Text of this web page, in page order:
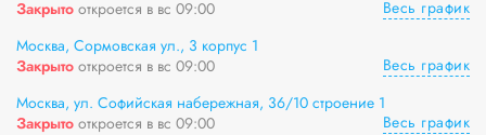
Закрыто откроется в вс 09:00
Весь график
Москва, Сормовская ул., 3 корпус 1
Закрыто откроется в вс 09:00
Весь график
Москва, ул. Софийская набережная, 36/10 строение 1
Закрыто откроется в вс 09:00
Весь график